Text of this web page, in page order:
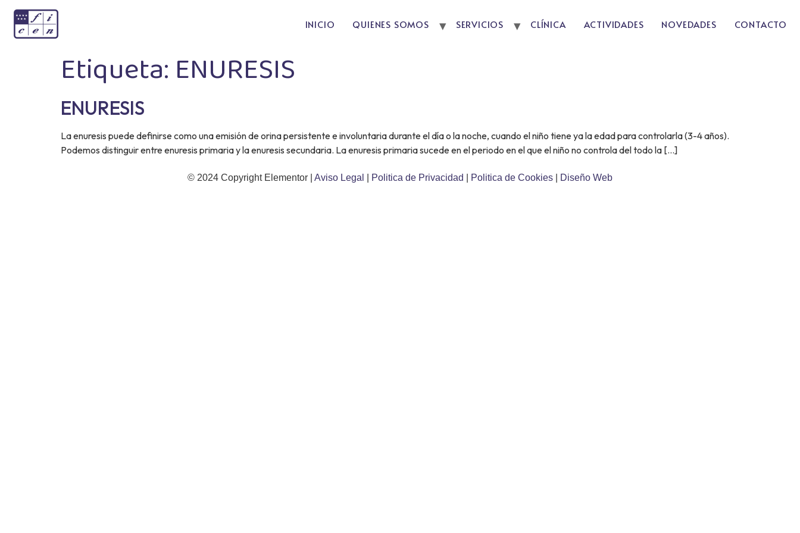
INICIO QUIENES SOMOS SERVICIOS CLÍNICA ACTIVIDADES NOVEDADES CONTACTO
Etiqueta: ENURESIS
ENURESIS
La enuresis puede definirse como una emisión de orina persistente e involuntaria durante el día o la noche, cuando el niño tiene ya la edad para controlarla (3-4 años).
Podemos distinguir entre enuresis primaria y la enuresis secundaria. La enuresis primaria sucede en el periodo en el que el niño no controla del todo la […]
© 2024 Copyright Elementor | Aviso Legal Politica de Privacidad Politica de Cookies Diseño Web